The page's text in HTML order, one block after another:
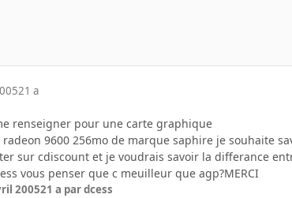
21 a
renseigner pour une carte graphique
9600 256mo de marque saphire je souhaite
sur cdiscount et je voudrais savoir la differance
vous penser que c meuilleur que agp?MERCI
200521 a par dcess